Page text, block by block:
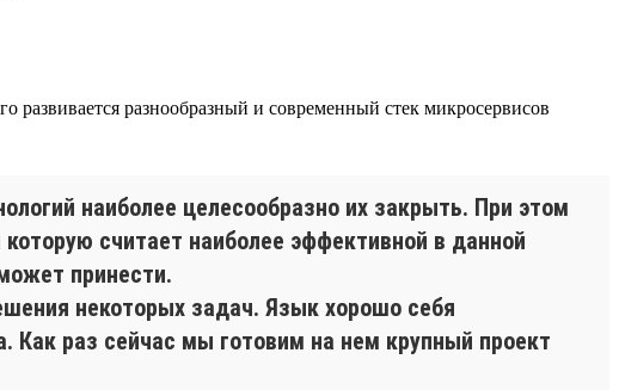
разнообразный и современный стек микросервисов
наиболее целесообразно их закрыть. При этом
считает наиболее эффективной в данной
принести.
некоторых задач. Язык хорошо себя
Как раз сейчас мы готовим на нем крупный проект